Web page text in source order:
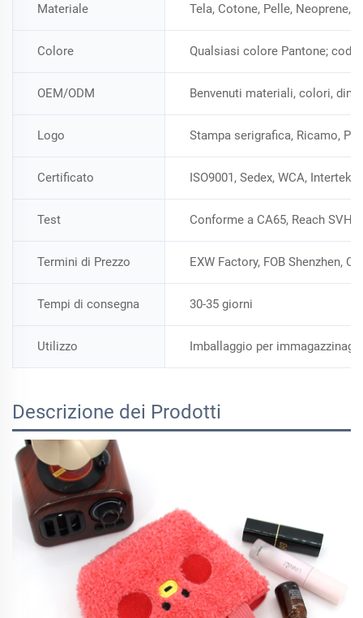
Materiale Tela, Cotone, Pelle, Neoprene,
Colore Qualsiasi colore Pantone;
OEM/ODM Benvenuti materiali, colori,
Logo Stampa serigrafica, Ricamo,
Certificato ISO9001, Sedex, WCA, Intertek,
Test Conforme a CA65, Reach
Termini di Prezzo EXW Factory, FOB Shenzhen,
Tempi di consegna 30-35 giorni
Utilizzo Imballaggio per
Descrizione dei Prodotti